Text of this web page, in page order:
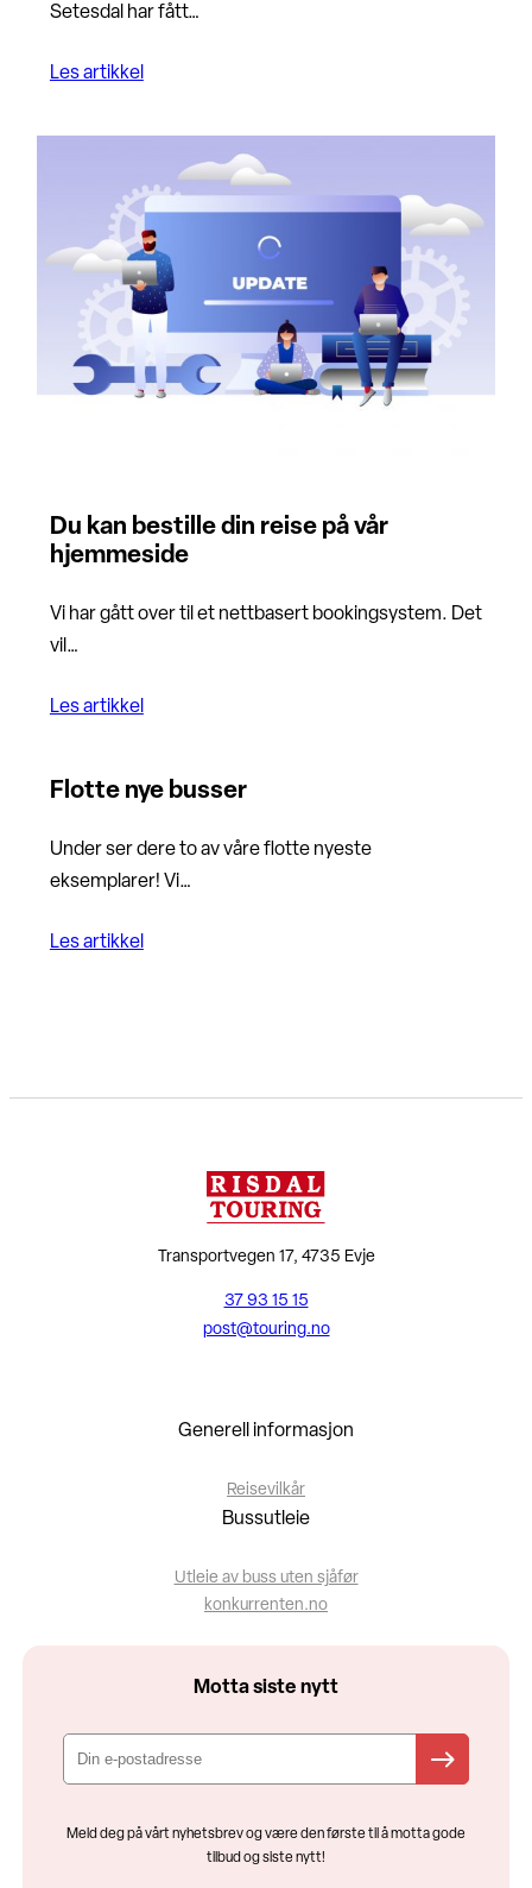
Setesdal har fått…
Les artikkel
Du kan bestille din reise på vår
hjemmeside
Vi har gått over til et nettbasert bookingsystem. Det
vil…
Les artikkel
Flotte nye busser
Under ser dere to av våre flotte nyeste
eksemplarer! Vi…
Les artikkel
Transportvegen 17, 4735 Evje
37 93 15 15
post@touring.no
Generell informasjon
Reisevilkår
Bussutleie
Utleie av buss uten sjåfør
konkurrenten.no
Motta siste nytt
Meld deg på vårt nyhetsbrev og være den første til å motta gode
tilbud og siste nytt!